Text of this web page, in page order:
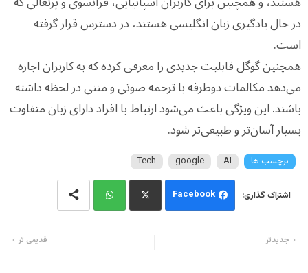
در حال یادگیری زبان انگلیسی هستند، در دسترس قرار گرفته
است.
همچنین گوگل قابلیت جدیدی را معرفی کرده که به کاربران اجازه
می‌دهد مکالمات دوطرفه با ترجمه صوتی و متنی در لحظه داشته
باشند. این ویژگی باعث می‌شود ارتباط با افراد دارای زبان متفاوت
بسیار آسان‌تر و طبیعی‌تر شود.
برچسب ها AI
google
Tech
Facebook
جدیدتر قدیمی تر